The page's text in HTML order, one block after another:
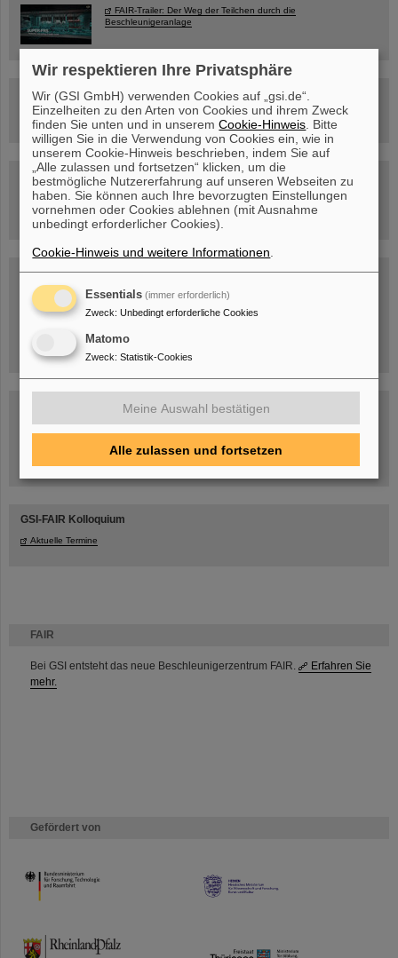
FAIR
Bei GSI entsteht das neue Beschleunigerzentrum FAIR.
Erfahren Sie
mehr.
Gefördert von
HMWK
TMWWDG
FAIR-Trailer: Der Weg der Teilchen durch die
Beschleunigeranlage
Rundflug über die FAIR-Baustelle
Besichtigung von GSI/FAIR –
jetzt Termin buchen!
Blog Beam On
Menschen...hinter GSI und FAIR.
GSI-FAIR Kolloquium
Aktuelle Termine
Wir respektieren Ihre Privatsphäre
Wir (GSI GmbH) verwenden Cookies auf „gsi.de“.
Einzelheiten zu den Arten von Cookies und ihrem Zweck
finden Sie unten und in unseremCookie-Hinweis . Bitte
willigen Sie in die Verwendung von Cookies ein, wie in
unserem Cookie-Hinweis beschrieben, indem Sie auf
„Alle zulassen und fortsetzen“ klicken, um die
bestmögliche Nutzererfahrung auf unseren Webseiten zu
haben. Sie können auch Ihre bevorzugten Einstellungen
vornehmen oder Cookies ablehnen (mit Ausnahme
unbedingt erforderlicher Cookies).
Cookie-Hinweis und weitere Informationen
Essentials (immer erforderlich)
Zweck: Unbedingt erforderliche Cookies
Matomo
Zweck: Statistik-Cookies
Meine Auswahl bestätigen
Alle zulassen und fortsetzen